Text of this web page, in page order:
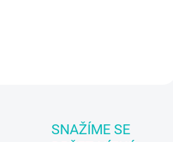
SNAŽÍME SE